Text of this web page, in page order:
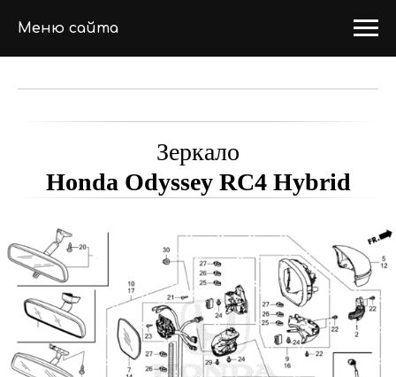
Меню сайта
Зеркало
Honda Odyssey RC4 Hybrid